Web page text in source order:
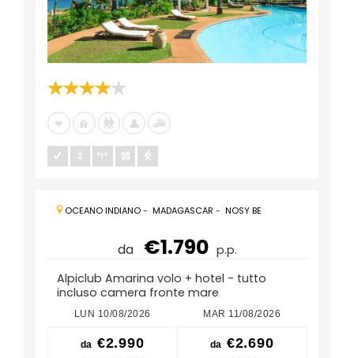
OCEANO INDIANO- MADAGASCAR - NOSY BE
da €1.790 p.p.
Alpiclub Amarina volo + hotel - tutto
incluso camera fronte mare
LUN 10/08/2026
da €2.990
MAR 11/08/2026
da €2.690